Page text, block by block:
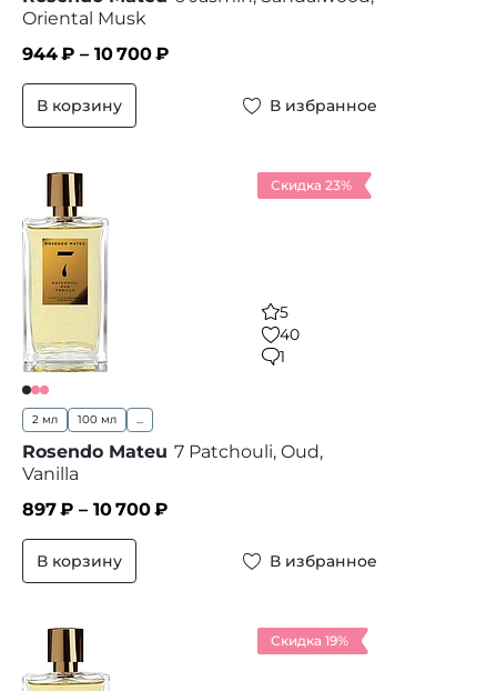
Oriental Musk
944₽ – 10 700₽
В корзину В избранное
Скидка 23%
5
40
1
2 мл 100 мл ...
Rosendo Mateu 7 Patchouli, Oud,
Vanilla
897₽ – 10 700₽
В корзину В избранное
Скидка 19%